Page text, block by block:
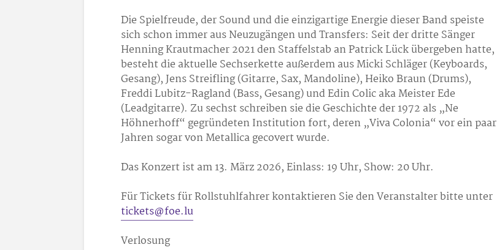
Die Spielfreude, der Sound und die einzigartige Energie dieser Band speiste
sich schon immer aus Neuzugängen und Transfers: Seit der dritte Sänger
Henning Krautmacher 2021 den Staffelstab an Patrick Lück übergeben hatte,
besteht die aktuelle Sechserkette außerdem aus Micki Schläger (Keyboards,
Gesang), Jens Streifling (Gitarre, Sax, Mandoline), Heiko Braun (Drums),
Freddi Lubitz-Ragland (Bass, Gesang) und Edin Colic aka Meister Ede
(Leadgitarre). Zu sechst schreiben sie die Geschichte der 1972 als „Ne
Höhnerhoff“ gegründeten Institution fort, deren „Viva Colonia“ vor ein paar
Jahren sogar von Metallica gecovert wurde.
Das Konzert ist am 13. März 2026, Einlass: 19 Uhr, Show: 20 Uhr.
Für Tickets für Rollstuhlfahrer kontaktieren Sie den Veranstalter bitte unter
tickets@foe.lu
Verlosung